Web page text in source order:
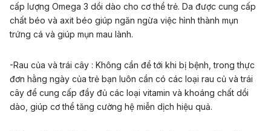
cấp lượng Omega 3 dồi dào cho cơ thể trẻ. Da được cung cấp
chất béo và axit béo giúp ngăn ngừa việc hình thành mụn
trứng cá và giúp mụn mau lành.
-Rau của và trái cây : Không cần để tới khi bị bệnh, trong thực
đơn hằng ngày của trẻ bạn luôn cần có các loại rau củ và trái
cây để cung cấp đầy đủ các loại vitamin và khoáng chất dồi
dào, giúp cơ thể tăng cường hệ miễn dịch hiệu quả.